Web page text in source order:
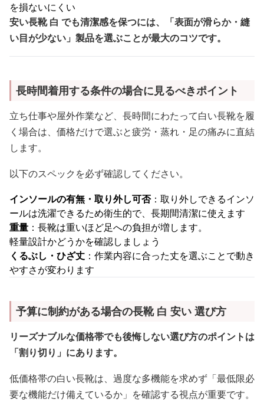
を損ないにくい
安い長靴 白 でも清潔感を保つには、「表面が滑らか・縫
い目が少ない」製品を選ぶことが最大のコツです。
長時間着用する条件の場合に見るべきポイント
立ち仕事や屋外作業など、長時間にわたって白い長靴を履
く場合は、価格だけで選ぶと疲労・蒸れ・足の痛みに直結
します。
以下のスペックを必ず確認してください。
インソールの有無・取り外し可否：取り外しできるインソ
ールは洗濯できるため衛生的で、長期間清潔に使えます
重量 ：長靴は重いほど足への負担が増します。
軽量設計かどうかを確認しましょう
くるぶし・ひざ丈 ：作業内容に合った丈を選ぶことで動き
やすさが変わります
予算に制約がある場合の長靴 白 安い 選び方
リーズナブルな価格帯でも後悔しない選び方のポイントは
「割り切り」にあります。
低価格帯の白い長靴は、過度な多機能を求めず「最低限必
要な機能だけ備えているか」を確認する視点が重要です。